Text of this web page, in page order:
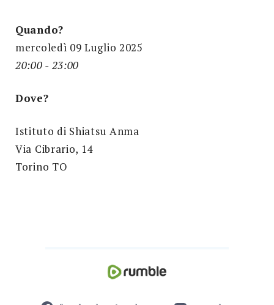
Quando?
mercoledì 09 Luglio 2025
20:00 - 23:00
Dove?
Istituto di Shiatsu Anma
Via Cibrario, 14
Torino TO